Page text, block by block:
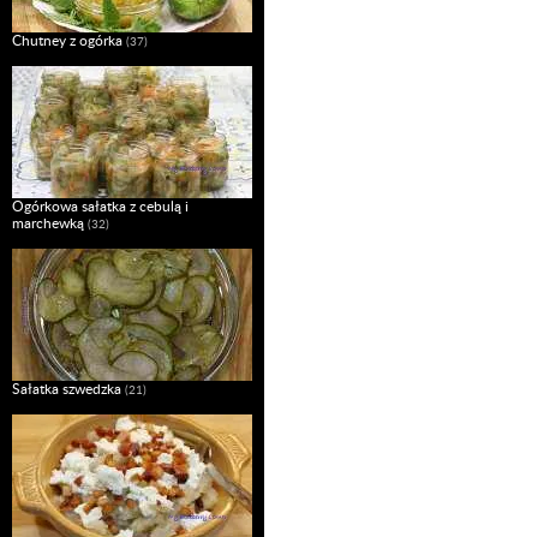
Chutney z ogórka (37)
Ogórkowa sałatka z cebulą i
marchewką (32)
Sałatka szwedzka (21)